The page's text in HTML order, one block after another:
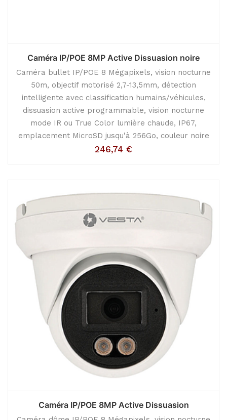
Caméra IP/POE 8MP Active Dissuasion noire
Caméra bullet IP/POE 8 Mégapixels, vision nocturne
50m, objectif motorisé 2,7-13,5mm, détection
intelligente avec classification humains/véhicules,
dissuasion active programmable, vision nocturne
mode IR ou True Color lumière chaude, IP67,
emplacement MicroSD jusqu'à 256Go, couleur noire
246,74 €
Caméra IP/POE 8MP Active Dissuasion